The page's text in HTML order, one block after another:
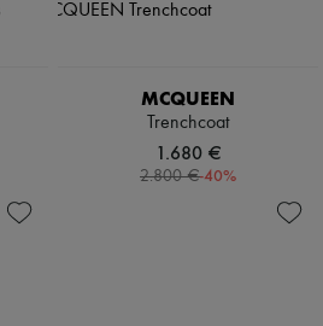
MCQUEEN
Trenchcoat
1.680 €
2.800 €-40%